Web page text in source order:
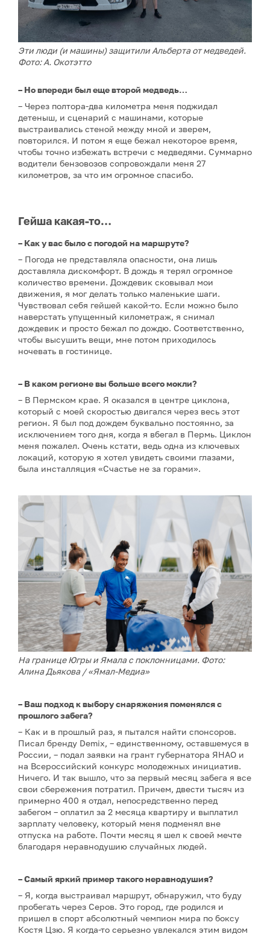
Эти люди (и машины) защитили Альберта от медведей.
Фото: А. Окотэтто
– Но впереди был еще второй медведь…
– Через полтора-два километра меня поджидал
детеныш, и сценарий с машинами, которые
выстраивались стеной между мной и зверем,
повторился. И потом я еще бежал некоторое время,
чтобы точно избежать встречи с медведями. Суммарно
водители бензовозов сопровождали меня 27
километров, за что им огромное спасибо.
Гейша какая-то…
– Как у вас было с погодой на маршруте?
– Погода не представляла опасности, она лишь
доставляла дискомфорт. В дождь я терял огромное
количество времени. Дождевик сковывал мои
движения, я мог делать только маленькие шаги.
Чувствовал себя гейшей какой-то. Если можно было
наверстать упущенный километраж, я снимал
дождевик и просто бежал по дождю. Соответственно,
чтобы высушить вещи, мне потом приходилось
ночевать в гостинице.
– В каком регионе вы больше всего мокли?
– В Пермском крае. Я оказался в центре циклона,
который с моей скоростью двигался через весь этот
регион. Я был под дождем буквально постоянно, за
исключением того дня, когда я вбегал в Пермь. Циклон
меня пожалел. Очень кстати, ведь одна из ключевых
локаций, которую я хотел увидеть своими глазами,
была инсталляция «Счастье не за горами».
На границе Югры и Ямала с поклонницами. Фото:
Алина Дьякова / «Ямал-Медиа»
– Ваш подход к выбору снаряжения поменялся с
прошлого забега?
– Как и в прошлый раз, я пытался найти спонсоров.
Писал бренду Demix, – единственному, оставшемуся в
России, – подал заявки на грант губернатора ЯНАО и
на Всероссийский конкурс молодежных инициатив.
Ничего. И так вышло, что за первый месяц забега я все
свои сбережения потратил. Причем, двести тысяч из
примерно 400 я отдал, непосредственно перед
забегом – оплатил за 2 месяца квартиру и выплатил
зарплату человеку, который меня подменял вне
отпуска на работе. Почти месяц я шел к своей мечте
благодаря неравнодушию случайных людей.
– Самый яркий пример такого неравнодушия?
– Я, когда выстраивал маршрут, обнаружил, что буду
пробегать через Серов. Это город, где родился и
пришел в спорт абсолютный чемпион мира по боксу
Костя Цзю. Я когда-то серьезно увлекался этим видом